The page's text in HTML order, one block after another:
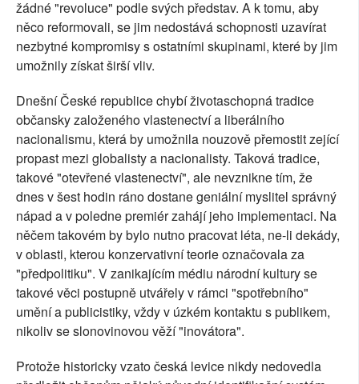
žádné "revoluce" podle svých představ. A k tomu, aby
něco reformovali, se jim nedostává schopnosti uzavírat
nezbytné kompromisy s ostatními skupinami, které by jim
umožnily získat širší vliv.
Dnešní České republice chybí životaschopná tradice
občansky založeného vlastenectví a liberálního
nacionalismu, která by umožnila nouzově přemostit zející
propast mezi globalisty a nacionalisty. Taková tradice,
takové "otevřené vlastenectví", ale nevznikne tím, že
dnes v šest hodin ráno dostane geniální myslitel správný
nápad a v poledne premiér zahájí jeho implementaci. Na
něčem takovém by bylo nutno pracovat léta, ne-li dekády,
v oblasti, kterou konzervativní teorie označovala za
"předpolitiku". V zanikajícím médiu národní kultury se
takové věci postupně utvářely v rámci "spotřebního"
umění a publicistiky, vždy v úzkém kontaktu s publikem,
nikoliv se slonovinovou věží "inovátora".
Protože historicky vzato česká levice nikdy nedovedla